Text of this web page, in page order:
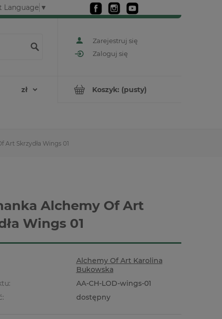
Language ▼
Zarejestruj się
Zaloguj się
Koszyk: (pusty)
Art Skrzydła Wings 01
Alchemy Of Art
Wings 01
Alchemy Of Art Karolina
Bukowska
AA-CH-LOD-wings-01
dostępny